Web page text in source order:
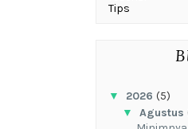
Tips
▼ 2026 (5)
▼ Agustus